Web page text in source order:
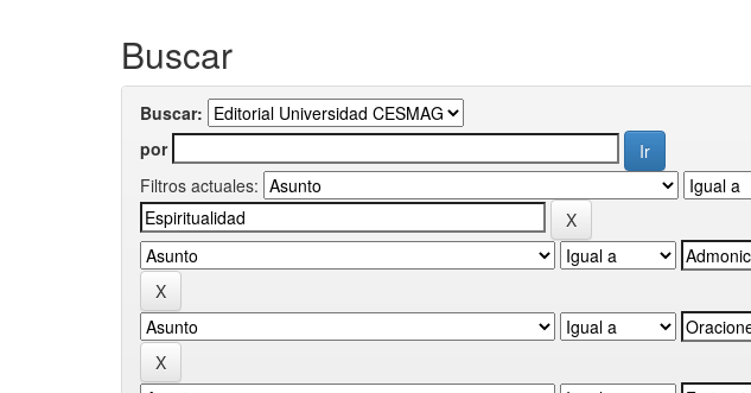
Buscar
Buscar:
por
Filtros actuales: